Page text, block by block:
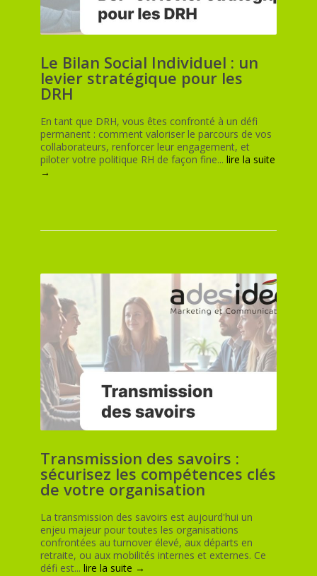
Le Bilan Social Individuel : un
levier stratégique pour les
DRH
En tant que DRH, vous êtes confronté à un défi
permanent : comment valoriser le parcours de vos
collaborateurs, renforcer leur engagement, et
piloter votre politique RH de façon fine...lire la suite
→
Transmission des savoirs :
sécurisez les compétences clés
de votre organisation
La transmission des savoirs est aujourd'hui un
enjeu majeur pour toutes les organisations
confrontées au turnover élevé, aux départs en
retraite, ou aux mobilités internes et externes. Ce
défi est...lire la suite →